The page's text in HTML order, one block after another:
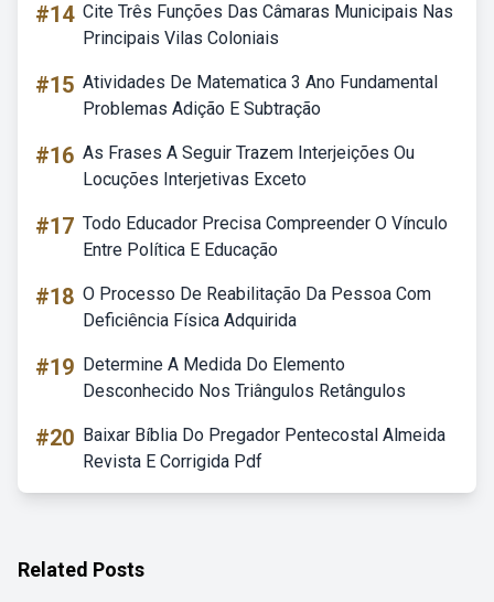
#14 Cite Três Funções Das Câmaras Municipais Nas
Principais Vilas Coloniais
#15 Atividades De Matematica 3 Ano Fundamental
Problemas Adição E Subtração
#16 As Frases A Seguir Trazem Interjeições Ou
Locuções Interjetivas Exceto
#17 Todo Educador Precisa Compreender O Vínculo
Entre Política E Educação
#18 O Processo De Reabilitação Da Pessoa Com
Deficiência Física Adquirida
#19 Determine A Medida Do Elemento
Desconhecido Nos Triângulos Retângulos
#20 Baixar Bíblia Do Pregador Pentecostal Almeida
Revista E Corrigida Pdf
Related Posts